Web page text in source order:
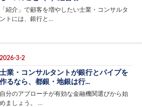
「紹介」で顧客を増やしたい士業・コンサルタ
ントには、銀行と…
2026-3-2
士業・コンサルタントが銀行とパイプを
作るなら、都銀・地銀は行...
自分のアプローチが有効な金融機関選びから始
めましょう。 …